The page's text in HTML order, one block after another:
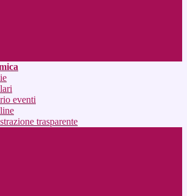
eventi
trasparente